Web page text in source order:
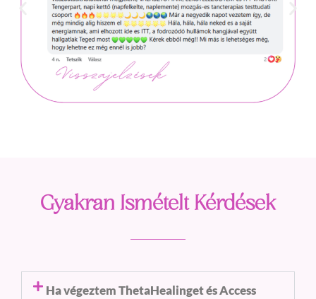
Gyakran Ismételt Kérdések
Ha végeztem ThetaHealinget és Access